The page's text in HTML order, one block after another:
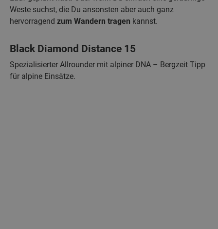
Weste suchst, die Du ansonsten aber auch ganz
hervorragend zum Wandern tragen kannst.
Black Diamond Distance 15
Spezialisierter Allrounder mit alpiner DNA – Bergzeit Tipp
für alpine Einsätze.